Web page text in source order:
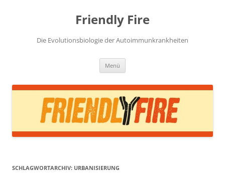
Friendly Fire
Die Evolutionsbiologie der Autoimmunkrankheiten
Menü
SCHLAGWORTARCHIV: URBANISIERUNG